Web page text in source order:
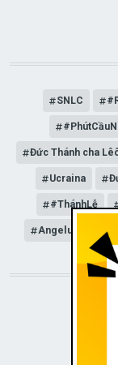
SNLC
Đức Thánh cha
Ucraina
#ThánhLễ
Angelus